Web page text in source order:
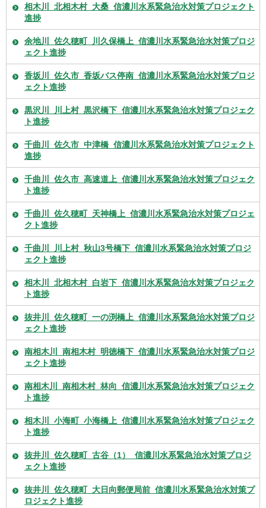
相木川_北相木村_大桑_信濃川水系緊急治水対策プロジェクト
進捗
余地川_佐久穂町_川久保橋上_信濃川水系緊急治水対策プロジ
ェクト進捗
香坂川_佐久市_香坂バス停南_信濃川水系緊急治水対策プロジ
ェクト進捗
黒沢川_川上村_黒沢橋下_信濃川水系緊急治水対策プロジェク
ト進捗
千曲川_佐久市_中津橋_信濃川水系緊急治水対策プロジェクト
進捗
千曲川_佐久市_高速道上_信濃川水系緊急治水対策プロジェク
ト進捗
千曲川_佐久穂町_天神橋上_信濃川水系緊急治水対策プロジェ
クト進捗
千曲川_川上村_秋山3号橋下_信濃川水系緊急治水対策プロジ
ェクト進捗
相木川_北相木村_白岩下_信濃川水系緊急治水対策プロジェク
ト進捗
抜井川_佐久穂町_一の渕橋上_信濃川水系緊急治水対策プロジ
ェクト進捗
南相木川_南相木村_明徳橋下_信濃川水系緊急治水対策プロジ
ェクト進捗
南相木川_南相木村_林向_信濃川水系緊急治水対策プロジェク
ト進捗
相木川_小海町_小海橋上_信濃川水系緊急治水対策プロジェク
ト進捗
抜井川_佐久穂町_古谷（1）_信濃川水系緊急治水対策プロジ
ェクト進捗
抜井川_佐久穂町_大日向郵便局前_信濃川水系緊急治水対策プ
ロジェクト進捗